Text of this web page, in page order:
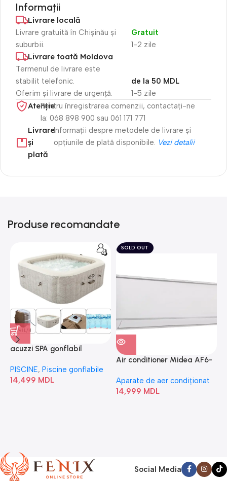
Informații
Livrare locală
Livrare gratuită în Chișinău și
suburbii.
1-2 zile
Gratuit
Livrare toată Moldova
Termenul de livrare este
stabilit telefonic.
Oferim și livrare de urgență.
1-5 zile
de la 50 MDL
Atenție​Pentru înregistrarea comenzii, contactați-ne
la: 068 898 900 sau 061 171 771
Livrare
și
plată
Informații despre metodele de livrare și
opțiunile de plată disponibile. Vezi detalii
Produse recomandate
acuzzi SPA gonflabil
Bubble” 28446
PISCINE, Piscine gonflabile
14,499 MDL
SOLD OUT
Air conditioner Midea AF6-
Aparate de aer condiționat
14,999 MDL
Social Media